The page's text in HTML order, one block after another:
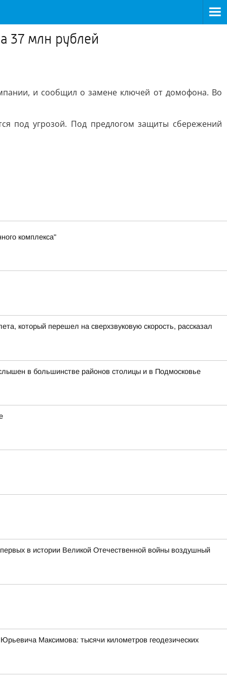
37 млн рублей
и сообщил о замене ключей от домофона. Во
под угрозой. Под предлогом защиты сбережений
комплекса"
который перешел на сверхзвуковую скорость, рассказал
в большинстве районов столицы и в Подмосковье
в истории Великой Отечественной войны воздушный
Максимова: тысячи километров геодезических